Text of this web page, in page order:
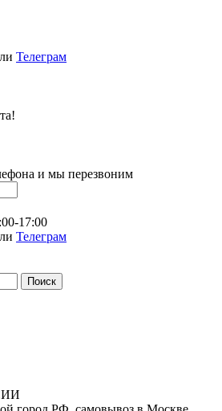
Телеграм
и мы перезвоним
17:00
Телеграм
Поиск